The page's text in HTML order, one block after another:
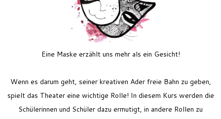
Feriencamp
Jobs
Kontakt
Eine Maske erzählt uns mehr als ein Gesicht!
Wenn es darum geht, seiner kreativen Ader freie Bahn zu geben,
spielt das Theater eine wichtige Rolle! In diesem Kurs werden die
Schülerinnen und Schüler dazu ermutigt, in andere Rollen zu